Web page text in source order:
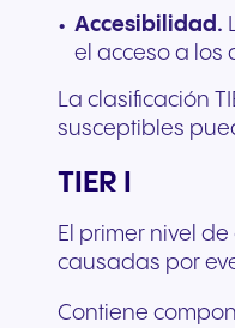
Accesibilidad.
el acceso a los
La clasificación
susceptibles
TIER I
El primer nivel de
causadas por
Contiene